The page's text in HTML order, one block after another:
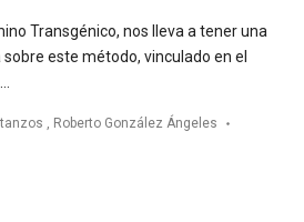
Transgénico, nos lleva a tener una
este método, vinculado en el
, Roberto González Ángeles